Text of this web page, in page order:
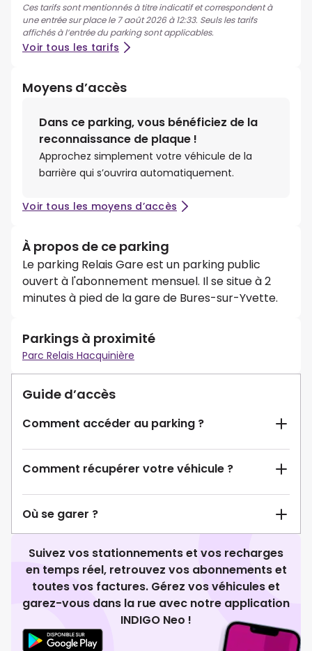
Ces tarifs sont mentionnés à titre indicatif et correspondent à
une entrée sur place le 7 août 2026 à 12:33. Seuls les tarifs
affichés à l’entrée du parking sont applicables.
Voir tous les tarifs
Moyens d’accès
Dans ce parking, vous bénéficiez de la
reconnaissance de plaque !
Approchez simplement votre véhicule de la
barrière qui s’ouvrira automatiquement.
Voir tous les moyens d’accès
À propos de ce parking
Le parking Relais Gare est un parking public
ouvert à l'abonnement mensuel. Il se situe à 2
minutes à pied de la gare de Bures-sur-Yvette.
Parkings à proximité
Parc Relais Hacquinière
Guide d’accès
Comment accéder au parking ?
Comment récupérer votre véhicule ?
Où se garer ?
Suivez vos stationnements et vos recharges
en temps réel, retrouvez vos abonnements et
toutes vos factures. Gérez vos véhicules et
garez-vous dans la rue avec notre application
INDIGO Neo !